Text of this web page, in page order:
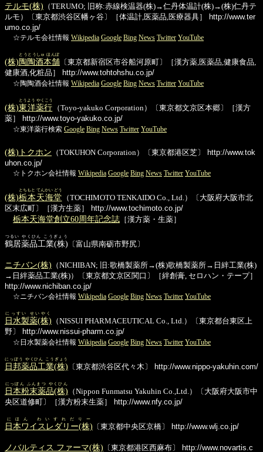
テルモ(株) （TERUMO; 旧称:赤線検温器(株)→仁丹体温計(株)→(株)仁丹テ
ルモ）〔東京都渋谷区幡ヶ谷〕［体温計,医薬品,医療器具］
http://www.ter
umo.co.jp/
☆テルモ会社情報 Wikipedia Google Bing News Twitter YouTube
(株)陶陶酒本舗
とうとうしゅ ほんぽ
〔東京都新宿区市谷船河原町〕［漢方薬,医薬品,健康食品,
健康酒,化粧品］
http://www.tohtohshu.co.jp/
☆陶陶酒会社情報 Wikipedia Google Bing News Twitter YouTube
(株)東洋薬行
とうよう やくこう
（Toyo-yakuko Corporation）〔東京都文京区本郷〕［漢方
薬］
http://www.toyo-yakuko.co.jp/
☆東洋薬行検索 Google Bing News Twitter YouTube
(株)トクホン （TOKUHON Corporation）〔東京都港区芝〕
http://www.tok
uhon.co.jp/
☆トクホン会社情報 Wikipedia Google Bing News Twitter YouTube
(株)栃本天海堂
とちもと てんかい どう
（TOCHIMOTO TENKAIDO Co., Ltd.）〔大阪府大阪市北
区末広町〕［漢方生薬］
http://www.tochimoto.co.jp/
栃本天海堂創立60周年記念誌 ［漢方薬・生薬］
鶴居薬品工業(株)
つるい やくひん こうぎょう
〔富山県南砺市野尻〕
ニチバン(株) （NICHIBAN; 旧:歌橋製薬所→(株)歌橋製薬所→日絆工業(株)
→日絆薬品工業(株)）〔東京都文京区関口〕［絆創膏, セロハン・テープ］
http://www.nichiban.co.jp/
☆ニチバン会社情報 Wikipedia Google Bing News Twitter YouTube
日水製薬(株)
にっすい せいやく
（NISSUI PHARMACEUTICAL Co., Ltd.）〔東京都台東区上
野〕
http://www.nissui-pharm.co.jp/
☆日水製薬会社情報 Wikipedia Google Bing News Twitter YouTube
日邦薬品工業(株)
にっぽう やくひん こうぎょう
〔東京都渋谷区代々木〕 http://www.nippo-yakuhin.com/
日本粉末薬品(株)
にっぽん ふんまつ やくひん
（Nippon Funmatsu Yakuhin Co.,Ltd.）〔大阪府大阪市中
央区道修町〕［漢方粉末生薬］
http://www.nfy.co.jp/
日本ワイスレダリー(株)
にほん わいすれだりー
〔東京都中央区京橋〕 http://www.wlj.co.jp/
ノバルティス ファーマ(株) 〔東京都港区西麻布〕 http://www.novartis.c